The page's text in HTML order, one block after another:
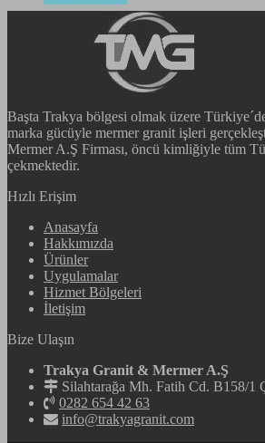
Başta Trakya bölgesi olmak üzere
marka gücüyle mermer granit işleri
Mermer A.Ş Firması, öncü kimliğiyle tüm
çekmektedir.
Hızlı Erişim
Anasayfa
Hakkımızda
Ürünler
Uygulamalar
Hizmet Bölgeleri
İletişim
Bize Ulaşın
Trakya Granit & Mermer A.Ş
Silahtarağa Mh. Fatih Cd. B158/
0282 654 42 63
info@trakyagranit.com